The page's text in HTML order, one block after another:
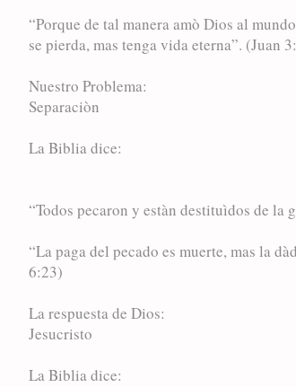
“Porque de tal manera amò Dios al
se pierda, mas tenga vida eterna”. (Juan
Nuestro Problema:
Separaciòn
La Biblia dice:
“Todos pecaron y estàn destituìdos de la
“La paga del pecado es muerte, mas la
6:23)
La respuesta de Dios:
Jesucristo
La Biblia dice: